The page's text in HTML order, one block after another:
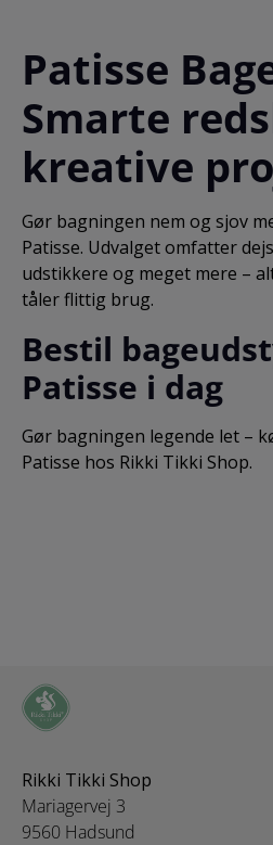
Patisse
Smarte
kreative
Gør bagningen nem og sjov
Patisse. Udvalget omfatter
udstikkere og meget mere –
tåler flittig brug.
Bestil
Patisse i dag
Gør bagningen legende let –
Patisse hos Rikki Tikki Shop.
Rikki Tikki Shop
Mariagervej 3
9560 Hadsund